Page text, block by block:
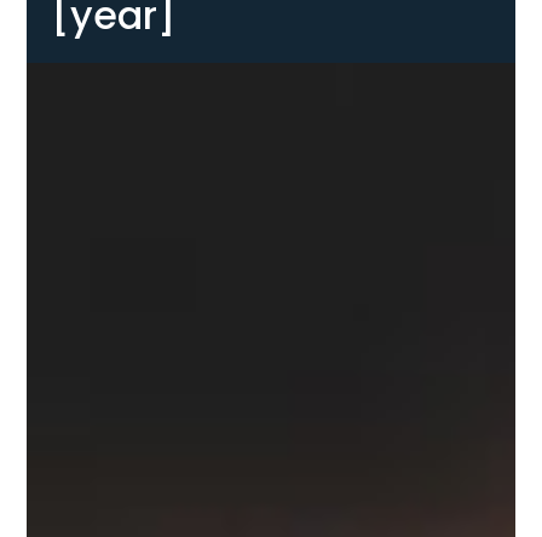
[year]